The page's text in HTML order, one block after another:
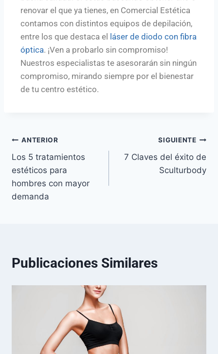
renovar el que ya tienes, en Comercial Estética
contamos con distintos equipos de depilación,
entre los que destaca el láser de diodo con fibra
óptica. ¡Ven a probarlo sin compromiso!
Nuestros especialistas te asesorarán sin ningún
compromiso, mirando siempre por el bienestar
de tu centro estético.
ANTERIOR
Los 5 tratamientos
estéticos para
hombres con mayor
demanda
SIGUIENTE
7 Claves del éxito de
Sculturbody
Publicaciones Similares